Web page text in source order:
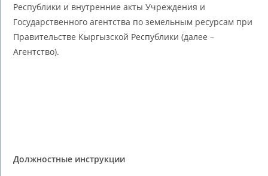
Республики и внутренние акты Учреждения и
Государственного агентства по земельным ресурсам при
Правительстве Кыргызской Республики (далее –
Агентство).
Должностные инструкции